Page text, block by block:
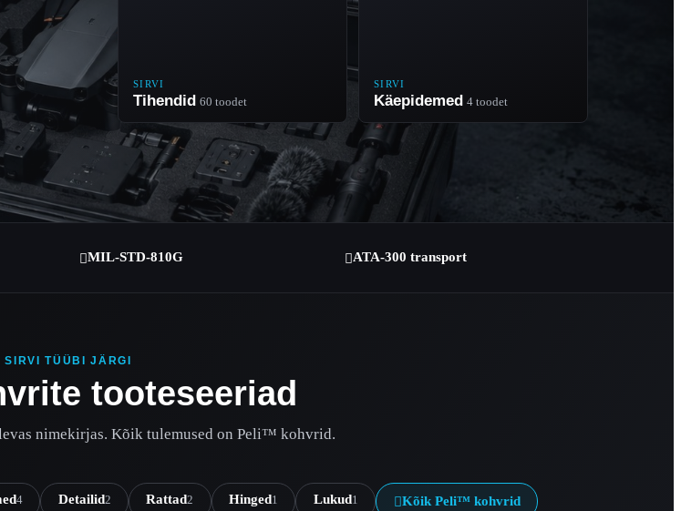
SIRVI
Tihendid 60 toodet
SIRVI
Käepidemed 4 toodet
MIL-STD-810G ATA-300 transport
SIRVI TÜÜBI JÄRGI
tooteseeriad
nimekirjas. Kõik tulemused on Peli™ kohvrid.
4 Detailid2 Rattad2 Hinged1 Lukud1 Kõik Peli™ kohvrid